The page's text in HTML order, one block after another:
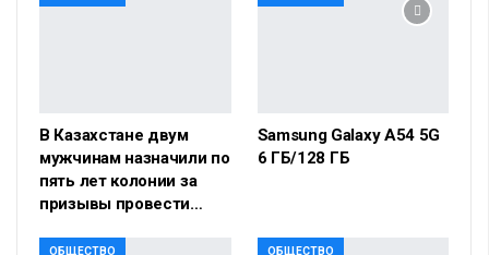
В Казахстане двум
мужчинам назначили по
пять лет колонии за
призывы провести…
Samsung Galaxy A54 5G
6 ГБ/128 ГБ
ОБЩЕСТВО ОБЩЕСТВО